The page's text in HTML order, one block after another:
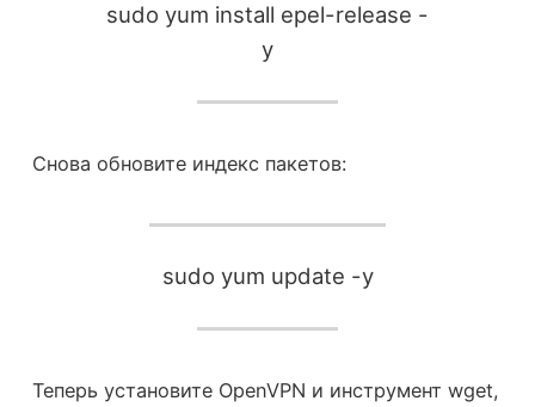
sudo yum install epel-release -
y
Снова обновите индекс пакетов:
sudo yum update -y
Теперь установите OpenVPN и инструмент wget,